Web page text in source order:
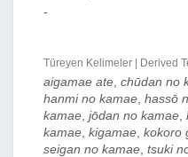
-
Türeyen Kelimeler | Derived
aigamae ate chūdan no
hanmi no kamae hassō
kamae jōdan no kamae
kamae kigamae kokoro
seigan no kamae tsuki